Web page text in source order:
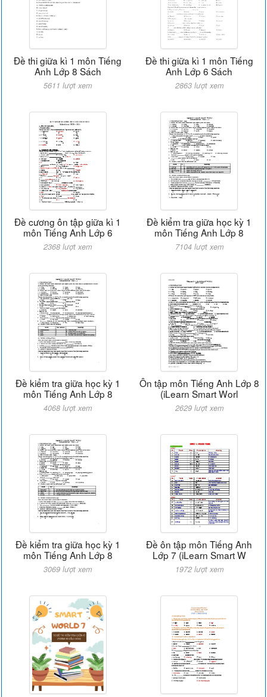
Đề thi giữa kì 1 môn Tiếng
Anh Lớp 8 Sách
5611 lượt xem
Đề thi giữa kì 1 môn Tiếng
Anh Lớp 6 Sách
2863 lượt xem
Đề cương ôn tập giữa kì 1
môn Tiếng Anh Lớp 6
2368 lượt xem
Đề kiểm tra giữa học kỳ 1
môn Tiếng Anh Lớp 8
7104 lượt xem
Đề kiểm tra giữa học kỳ 1
môn Tiếng Anh Lớp 8
4068 lượt xem
Ôn tập môn Tiếng Anh Lớp 8
(iLearn Smart Worl
2629 lượt xem
Đề kiểm tra giữa học kỳ 1
môn Tiếng Anh Lớp 8
3069 lượt xem
Đề ôn tập môn Tiếng Anh
Lớp 7 (iLearn Smart W
1972 lượt xem